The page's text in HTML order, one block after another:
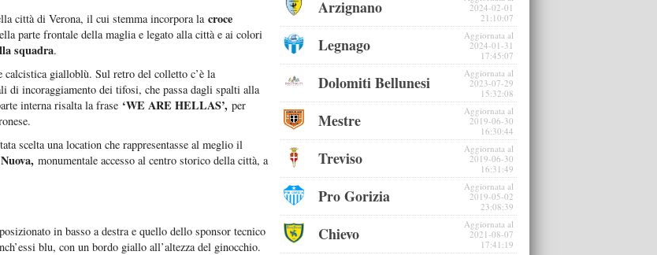
città di Verona, il cui stemma incorpora la croce
parte frontale della maglia e legato alla città e ai colori
squadra.
gialloblù. Sul retro del colletto c’è la
di incoraggiamento dei tifosi, che passa dagli spalti alla
interna risalta la frase ‘WE ARE HELLAS’, per
scelta una location che rappresentasse al meglio il
monumentale accesso al centro storico della città, a
in basso a destra e quello dello sponsor tecnico
blu, con un bordo giallo all’altezza del ginocchio.
Arzignano
2024-02-01
21:10:07
Legnago
Aggiornata al
2024-01-31
17:45:07
Dolomiti Bellunesi
Aggiornata al
2023-07-29
15:32:08
Mestre
Aggiornata al
2019-06-30
16:30:44
Treviso
Aggiornata al
2019-06-30
16:31:49
Pro Gorizia
Aggiornata al
2019-05-02
23:08:39
Chievo
Aggiornata al
2021-08-07
17:41:19